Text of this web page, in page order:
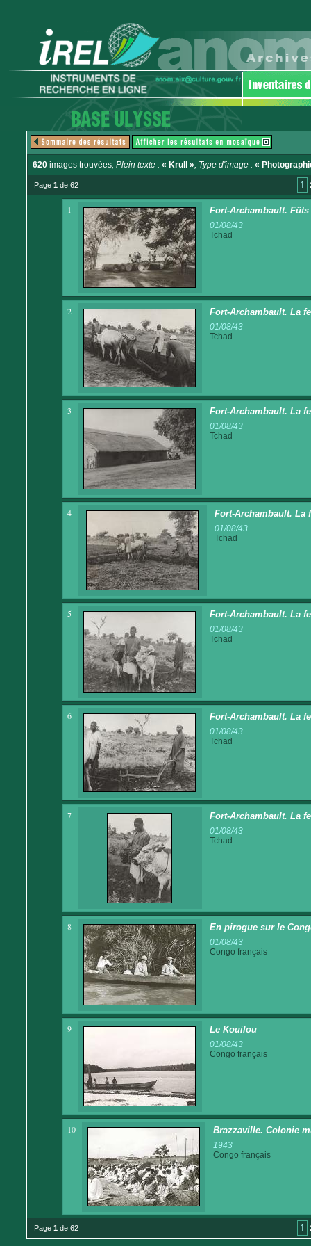
620 images trouvées, Plein texte : « Krull », Type d'image : «
Page 1 de 62 1
1 Fort-Archambault. Fûts
01/08/43
Tchad
2 Fort-Archambault. La
01/08/43
Tchad
3 Fort-Archambault. La
01/08/43
Tchad
4 Fort-Archambault. La
01/08/43
Tchad
5 Fort-Archambault. La
01/08/43
Tchad
6 Fort-Archambault. La
01/08/43
Tchad
7 Fort-Archambault. La
01/08/43
Tchad
8 En pirogue sur le
01/08/43
Congo français
9 Le Kouilou
01/08/43
Congo français
10 Brazzaville. Colonie
1943
Congo français
Page 1 de 62 1